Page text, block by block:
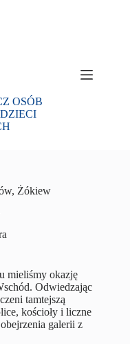
OSÓB
Żókiew
mieliśmy okazję
Odwiedzając
tamtejszą
kościoły i liczne
galerii z